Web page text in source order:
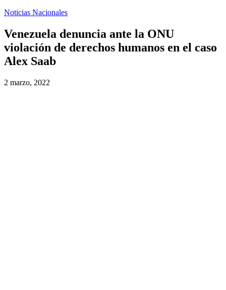
Noticias Nacionales
Venezuela denuncia ante la ONU
violación de derechos humanos en el caso
Alex Saab
2 marzo, 2022